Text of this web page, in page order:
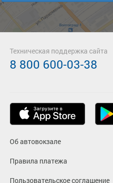
Об автовокзале
Правила платежа
Пользовательское соглашение
Техническая поддержка сайта
8 800 600-03-38